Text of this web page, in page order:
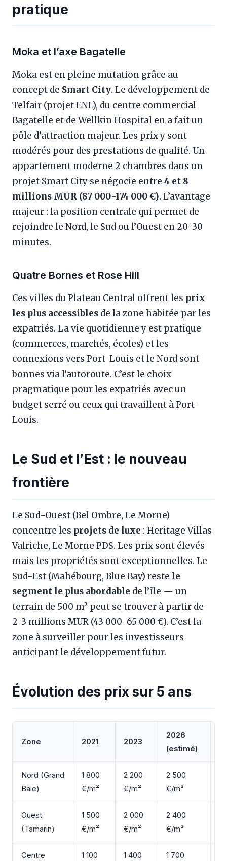
pratique
Moka et l’axe Bagatelle
Moka est en pleine mutation grâce au
concept de Smart City. Le développement de
Telfair (projet ENL), du centre commercial
Bagatelle et de Wellkin Hospital en a fait un
pôle d’attraction majeur. Les prix y sont
modérés pour des prestations de qualité. Un
appartement moderne 2 chambres dans un
projet Smart City se négocie entre 4 et 8
millions MUR (87 000-174 000 €). L’avantage
majeur : la position centrale qui permet de
rejoindre le Nord, le Sud ou l’Ouest en 20-30
minutes.
Quatre Bornes et Rose Hill
Ces villes du Plateau Central offrent les prix
les plus accessibles de la zone habitée par les
expatriés. La vie quotidienne y est pratique
(commerces, marchés, écoles) et les
connexions vers Port-Louis et le Nord sont
bonnes via l’autoroute. C’est le choix
pragmatique pour les expatriés avec un
budget serré ou ceux qui travaillent à Port-
Louis.
Le Sud et l’Est : le nouveau
frontière
Le Sud-Ouest (Bel Ombre, Le Morne)
concentre les projets de luxe : Heritage Villas
Valriche, Le Morne PDS. Les prix sont élevés
mais les propriétés sont exceptionnelles. Le
Sud-Est (Mahébourg, Blue Bay) reste le
segment le plus abordable de l’île — un
terrain de 500 m² peut se trouver à partir de
2-3 millions MUR (43 000-65 000 €). C’est la
zone à surveiller pour les investisseurs
anticipant le développement futur.
Évolution des prix sur 5 ans
Zone 2021 2023
2026
(estimé)
Nord (Grand
Baie)
1 800
€/m²
2 200
€/m²
2 500
€/m²
Ouest
(Tamarin)
1 500
€/m²
2 000
€/m²
2 400
€/m²
Centre
1 100
1 400
1 700